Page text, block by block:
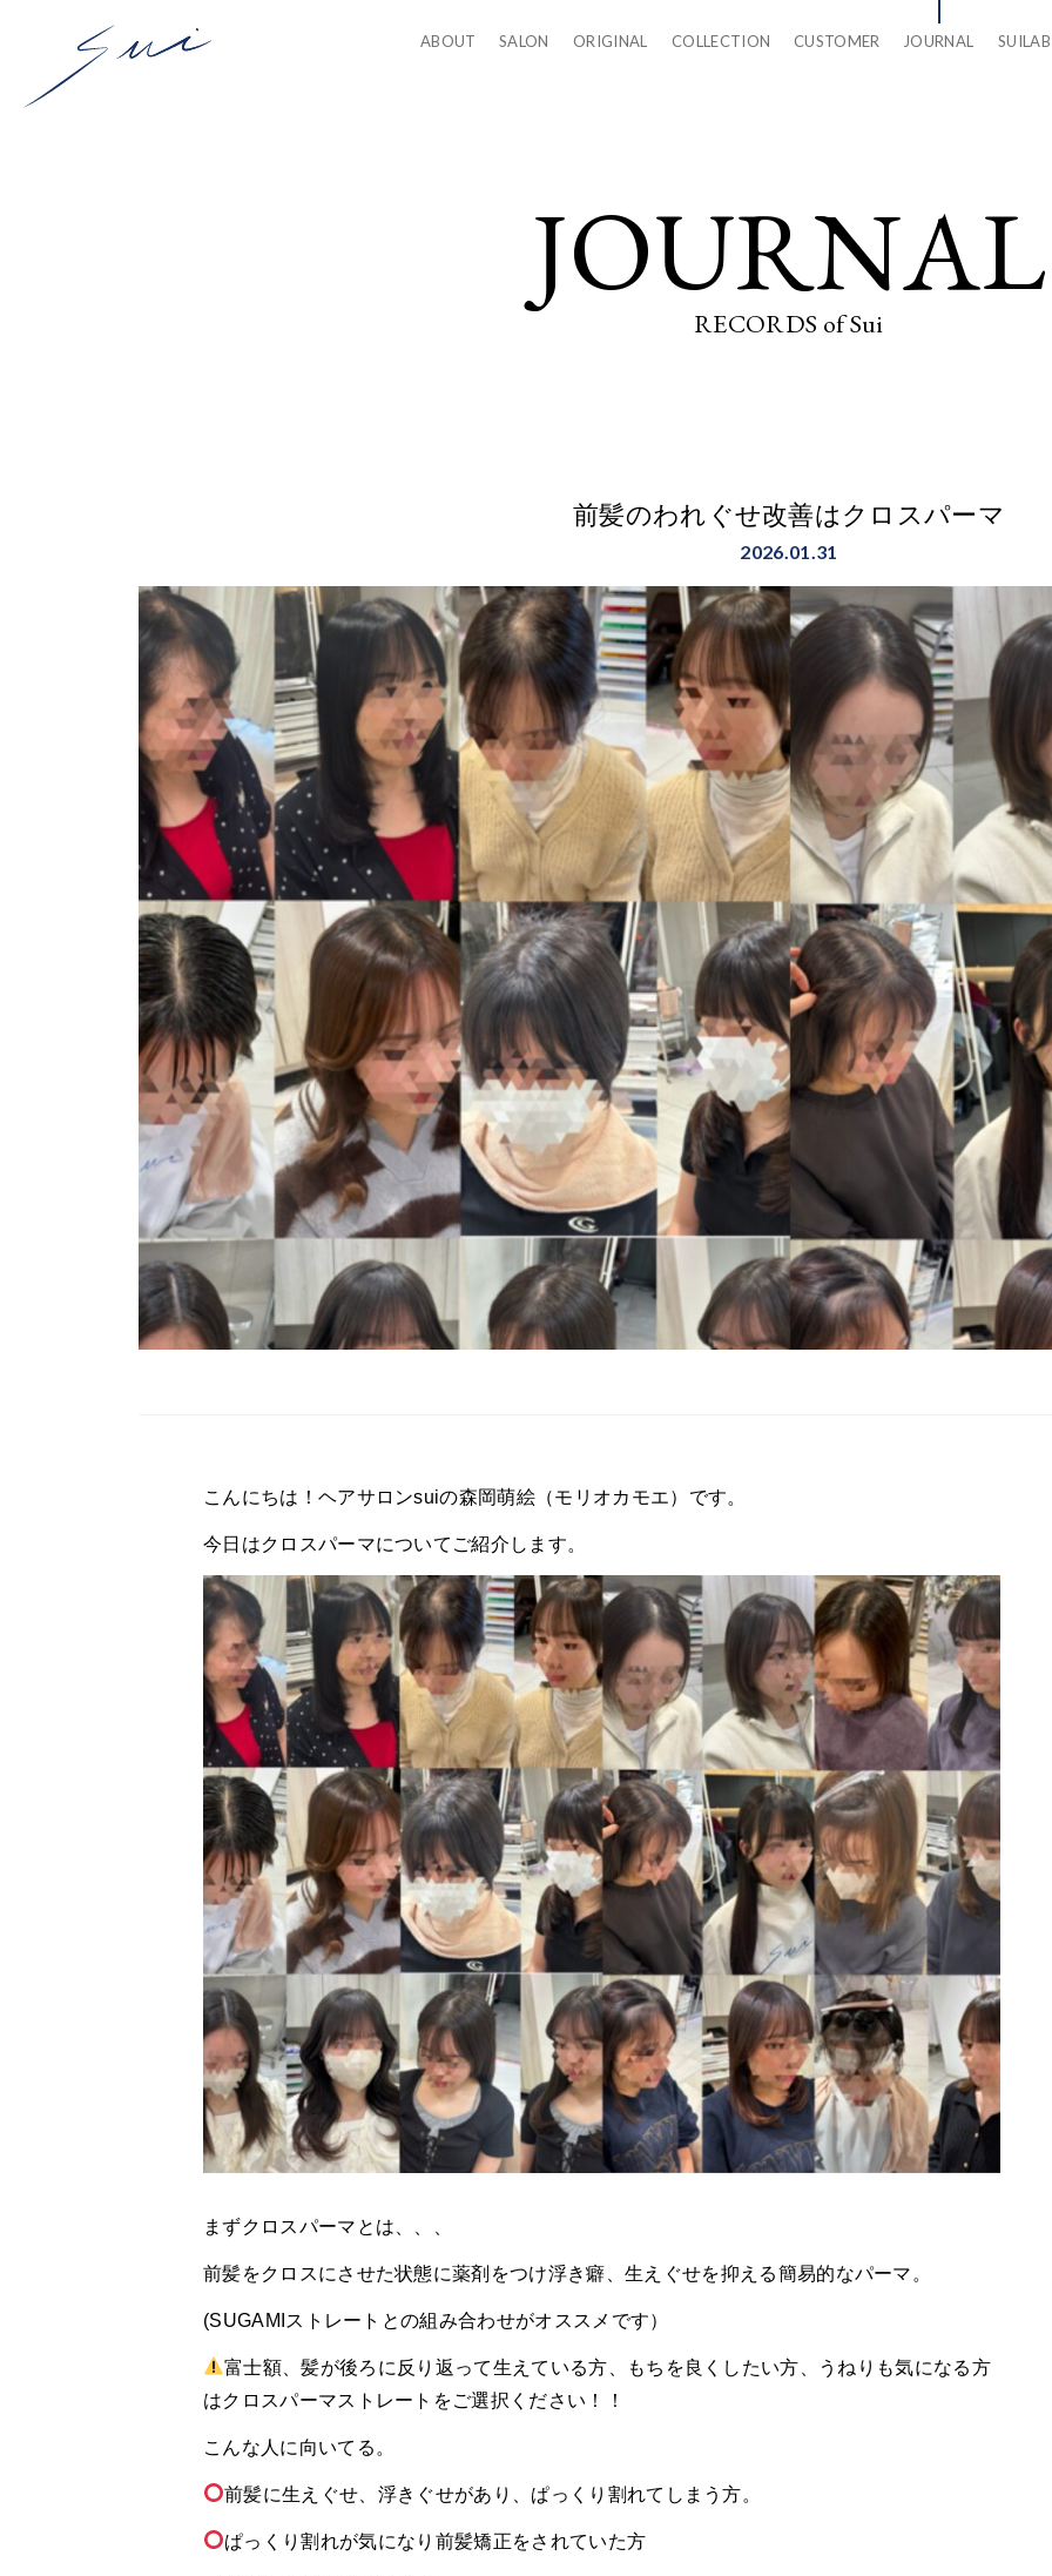
ABOUT SALON ORIGINAL COLLECTION CUSTOMER JOURNAL SUILAB
JOURNAL
RECORDS of Sui
前髪のわれぐせ改善はクロスパーマ
2026.01.31
こんにちは！ヘアサロンsuiの森岡萌絵（モリオカモエ）です。
今日はクロスパーマについてご紹介します。
まずクロスパーマとは、、、
前髪をクロスにさせた状態に薬剤をつけ浮き癖、生えぐせを抑える簡易的なパーマ。
(SUGAMIストレートとの組み合わせがオススメです）
富士額、髪が後ろに反り返って生えている方、もちを良くしたい方、うねりも気になる方
はクロスパーマストレートをご選択ください！！
こんな人に向いてる。
前髪に生えぐせ、浮きぐせがあり、ぱっくり割れてしまう方。
ぱっくり割れが気になり前髪矯正をされていた方